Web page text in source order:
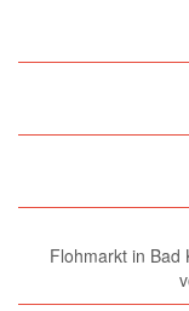
Flohmarkt in Bad